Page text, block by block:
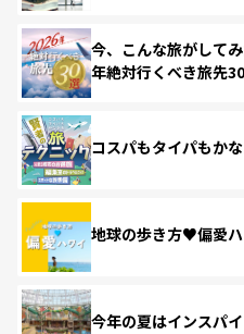
今、こんな旅がして
年絶対行くべき旅先30
コスパもタイパもか
地球の歩き方♥偏愛
今年の夏はインスパイ